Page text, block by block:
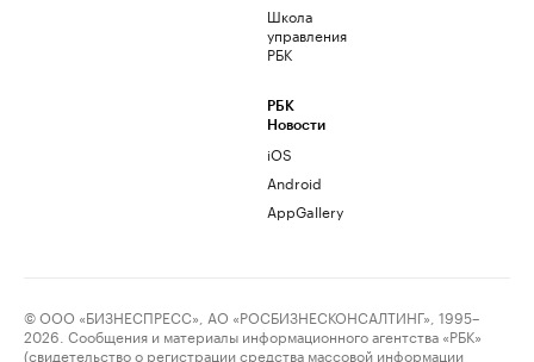
Школа
управления
РБК
РБК
Новости
iOS
Android
AppGallery
© ООО «БИЗНЕСПРЕСС», АО «РОСБИЗНЕСКОНСАЛТИНГ», 1995–
2026. Сообщения и материалы информационного агентства «РБК»
(свидетельство о регистрации средства массовой информации